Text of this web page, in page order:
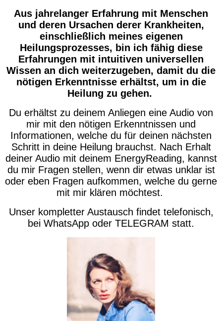
Aus jahrelanger Erfahrung mit Menschen
und deren Ursachen derer Krankheiten,
einschließlich meines eigenen
Heilungsprozesses, bin ich fähig diese
Erfahrungen mit intuitiven universellen
Wissen an dich weiterzugeben, damit du die
nötigen Erkenntnisse erhältst, um in die
Heilung zu gehen.
Du erhältst zu deinem Anliegen eine Audio von
mir mit den nötigen Erkenntnissen und
Informationen, welche du für deinen nächsten
Schritt in deine Heilung brauchst. Nach Erhalt
deiner Audio mit deinem EnergyReading, kannst
du mir Fragen stellen, wenn dir etwas unklar ist
oder eben Fragen aufkommen, welche du gerne
mit mir klären möchtest.
Unser kompletter Austausch findet telefonisch,
bei WhatsApp oder TELEGRAM statt.